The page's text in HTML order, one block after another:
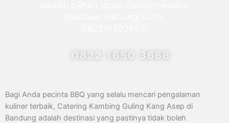
0822 1650 3666
Bagi Anda pecinta BBQ yang selalu mencari pengalaman
kuliner terbaik, Catering Kambing Guling Kang Asep di
Bandung adalah destinasi yang pastinya tidak boleh